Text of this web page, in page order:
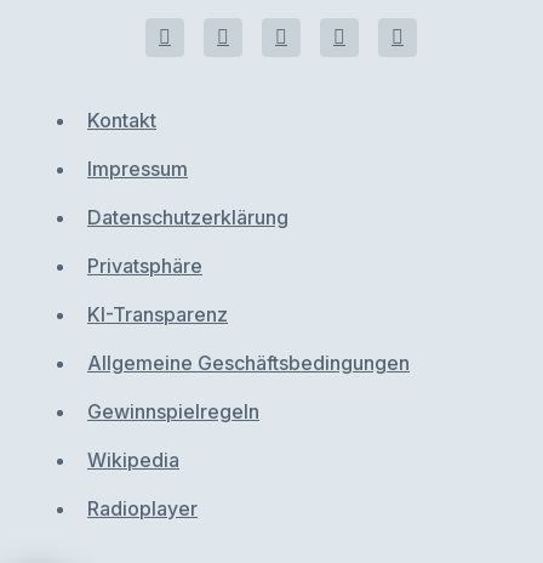
Kontakt
Impressum
Datenschutzerklärung
Privatsphäre
KI-Transparenz
Allgemeine Geschäftsbedingungen
Gewinnspielregeln
Wikipedia
Radioplayer